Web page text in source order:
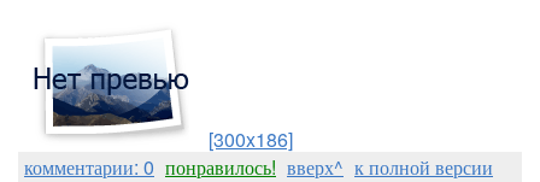
[300x186]
комментарии: 0 понравилось! вверх^ к полной версии